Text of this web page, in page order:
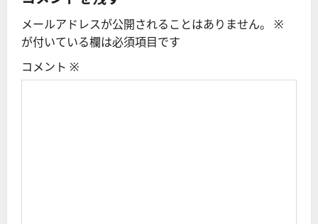
ョ
ン
メールアドレスが公開されることはありません。
※
が付いている欄は必須項目です
コメント ※